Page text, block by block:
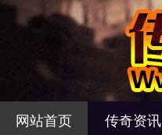
网站首页 传奇资讯